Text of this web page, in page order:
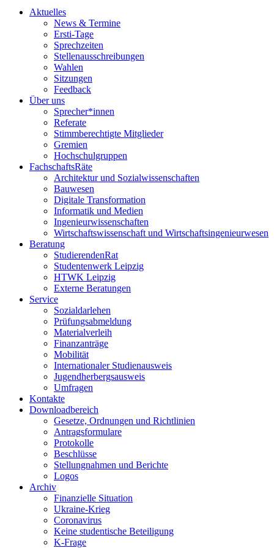
Aktuelles
News & Termine
Ersti-Tage
Sprechzeiten
Stellenausschreibungen
Wahlen
Sitzungen
Feedback
Über uns
Sprecher*innen
Referate
Stimmberechtigte Mitglieder
Gremien
Hochschulgruppen
FachschaftsRäte
Architektur und Sozialwissenschaften
Bauwesen
Digitale Transformation
Informatik und Medien
Ingenieurwissenschaften
Wirtschaftswissenschaft und Wirtschaftsingenieurwesen
Beratung
StudierendenRat
Studentenwerk Leipzig
HTWK Leipzig
Externe Beratungen
Service
Sozialdarlehen
Prüfungsabmeldung
Materialverleih
Finanzanträge
Mobilität
Internationaler Studienausweis
Jugendherbergsausweis
Umfragen
Kontakte
Downloadbereich
Gesetze, Ordnungen und Richtlinien
Antragsformulare
Protokolle
Beschlüsse
Stellungnahmen und Berichte
Logos
Archiv
Finanzielle Situation
Ukraine-Krieg
Coronavirus
Keine studentische Beteiligung
K-Frage